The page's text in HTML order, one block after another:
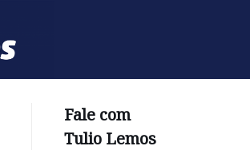
Fale com
Tulio Lemos